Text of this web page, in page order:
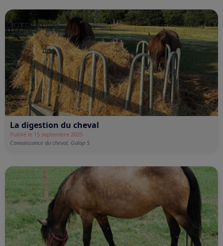
La digestion du cheval
Publié le 15 septembre 2025
Connaissance du cheval, Galop 5